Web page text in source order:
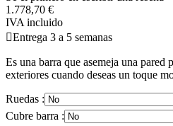
1.778,70 €
IVA incluido
Entrega 3 a 5 semanas
Es una barra que asemeja una pared
exteriores cuando deseas un toque
Ruedas :
Cubre barra :